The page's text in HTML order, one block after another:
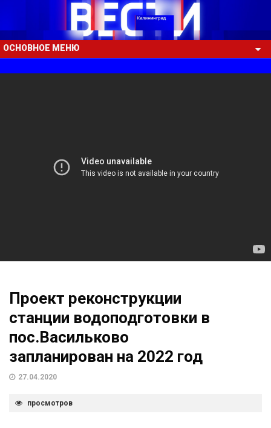
ОСНОВНОЕ МЕНЮ
Проект реконструкции
станции водоподготовки в
пос.Васильково
запланирован на 2022 год
27.04.2020
просмотров